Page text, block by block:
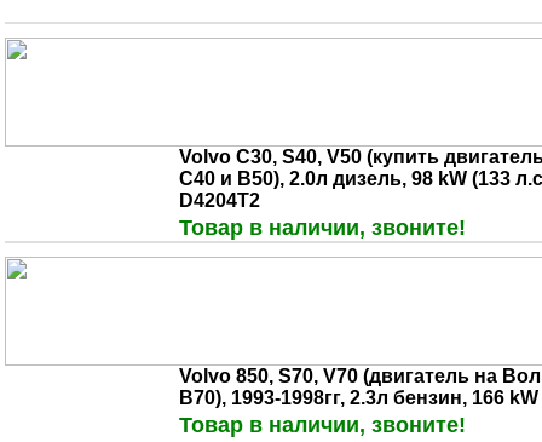
Volvo C30, S40, V50 (купить
С40 и В50), 2.0л дизель, 98 kW (133
D4204T2
Товар в наличии, звоните!
Volvo 850, S70, V70 (двигатель на
В70), 1993-1998гг, 2.3л бензин, 166
Товар в наличии, звоните!